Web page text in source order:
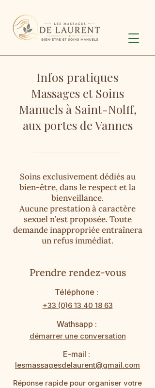
Infos pratiques
Massages et Soins
Manuels à Saint-Nolff,
aux portes de Vannes
Soins exclusivement dédiés au
bien-être, dans le respect et la
bienveillance.
Aucune prestation à caractère
sexuel n’est proposée. Toute
demande inappropriée entraînera
un refus immédiat.
Prendre rendez-vous
Téléphone :
+33 (0)6 13 40 18 63
Wathsapp :
démarrer une conversation
E-mail :
lesmassagesdelaurent@gmail.com
Réponse rapide pour organiser votre